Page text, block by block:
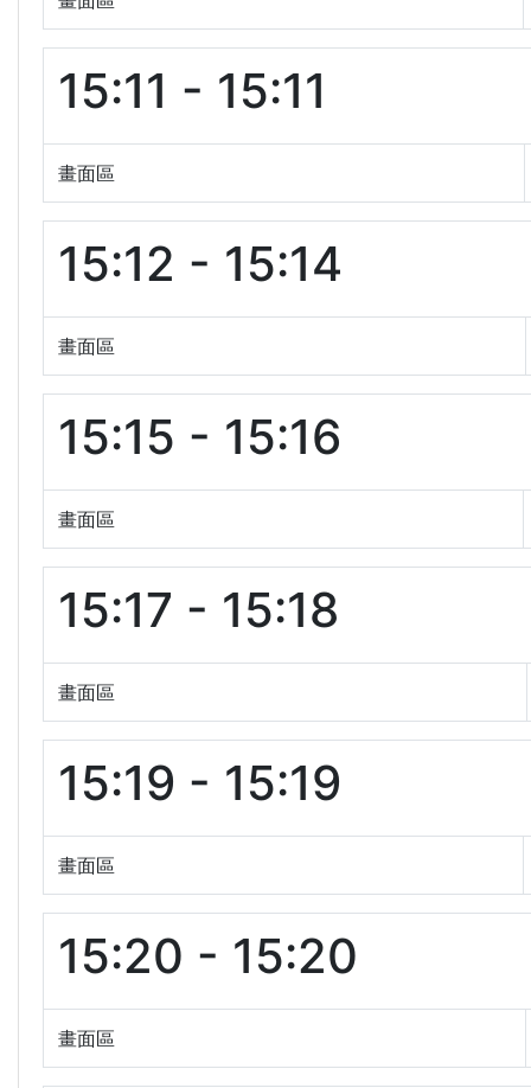
15:11 - 15:11
畫面區
15:12 - 15:14
畫面區
15:15 - 15:16
畫面區
15:17 - 15:18
畫面區
15:19 - 15:19
畫面區
15:20 - 15:20
畫面區